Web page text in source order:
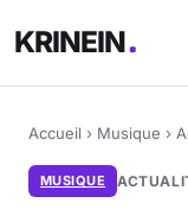
KRINEIN
Accueil › Musique ›
MUSIQUE